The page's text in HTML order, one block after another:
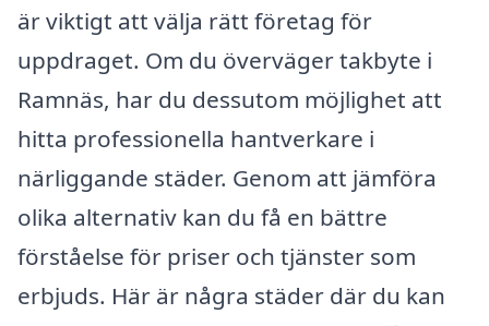
är viktigt att välja rätt företag för
uppdraget. Om du överväger takbyte i
Ramnäs, har du dessutom möjlighet att
hitta professionella hantverkare i
närliggande städer. Genom att jämföra
olika alternativ kan du få en bättre
förståelse för priser och tjänster som
erbjuds. Här är några städer där du kan